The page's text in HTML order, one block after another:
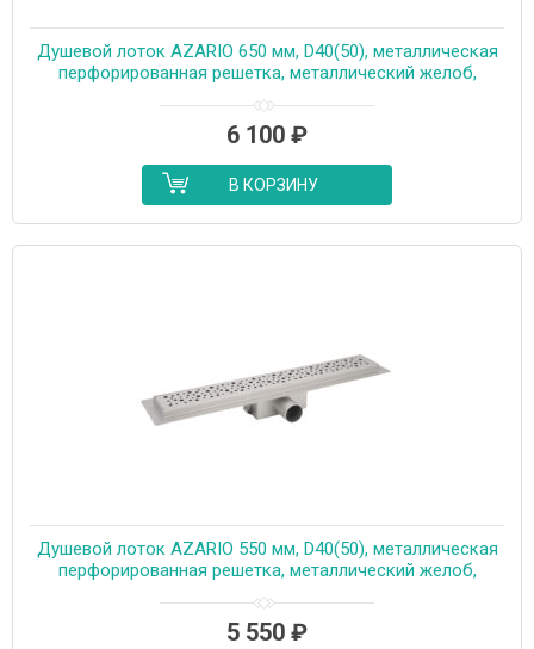
Душевой лоток AZARIO 650 мм, D40(50), металлическая
перфорированная решетка, металлический желоб,
6 100 ₽
В КОРЗИНУ
Душевой лоток AZARIO 550 мм, D40(50), металлическая
перфорированная решетка, металлический желоб,
5 550 ₽